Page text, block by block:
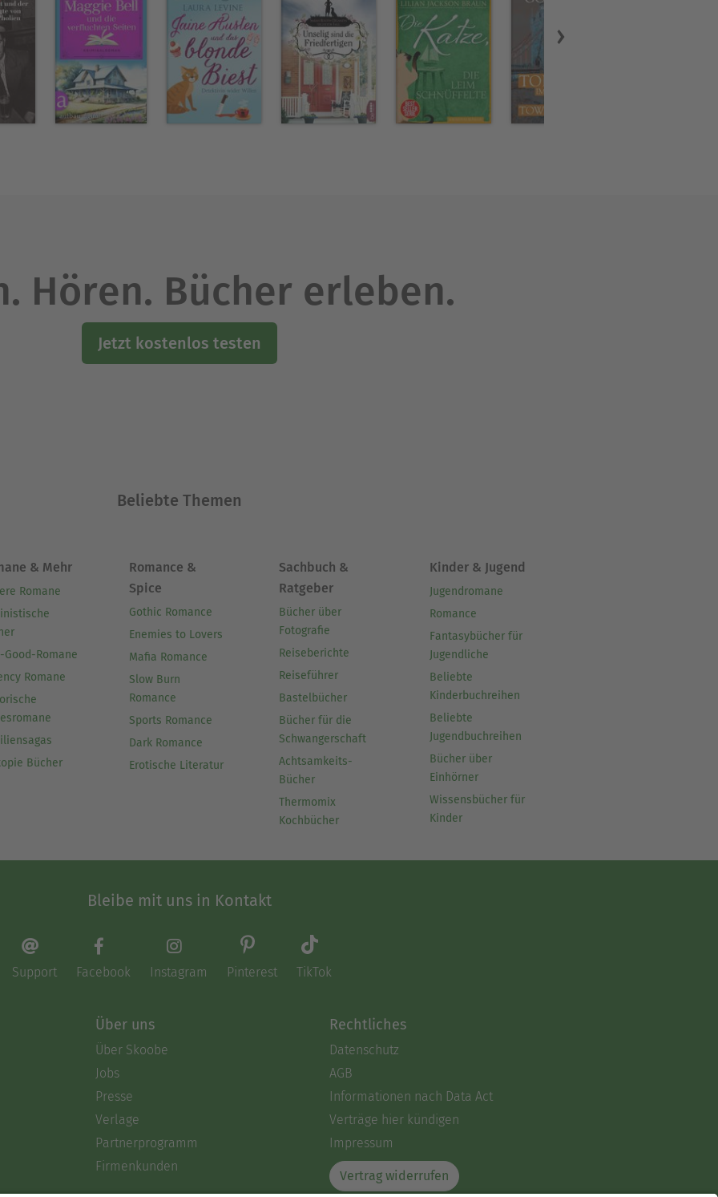
Hören. Bücher erleben.
Jetzt kostenlos testen
Beliebte Themen
& Mehr
Romane
Good-Romane
Romane
Bücher
Romance &
Spice
Gothic Romance
Enemies to Lovers
Mafia Romance
Slow Burn
Romance
Sports Romance
Dark Romance
Erotische Literatur
Sachbuch &
Ratgeber
Bücher über
Fotografie
Reiseberichte
Reiseführer
Bastelbücher
Bücher für die
Schwangerschaft
Achtsamkeits-
Bücher
Thermomix
Kochbücher
Kinder & Jugend
Jugendromane
Romance
Fantasybücher für
Jugendliche
Beliebte
Kinderbuchreihen
Beliebte
Jugendbuchreihen
Bücher über
Einhörner
Wissensbücher für
Kinder
Bleibe mit uns in Kontakt
Support Facebook Instagram Pinterest TikTok
Über uns
Über Skoobe
Jobs
Presse
Verlage
Partnerprogramm
Firmenkunden
Rechtliches
Datenschutz
AGB
Informationen nach Data Act
Verträge hier kündigen
Impressum
Vertrag widerrufen